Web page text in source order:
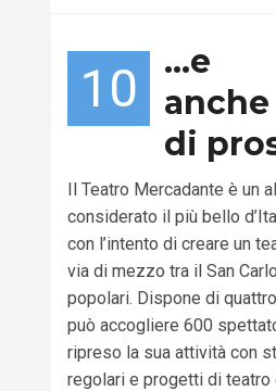
10
…e
di
Il Teatro Mercadante è un
considerato il più bello
con l’intento di creare un
via di mezzo tra il San
popolari. Dispone di
può accogliere 600
ripreso la sua attività con
regolari e progetti di teatro